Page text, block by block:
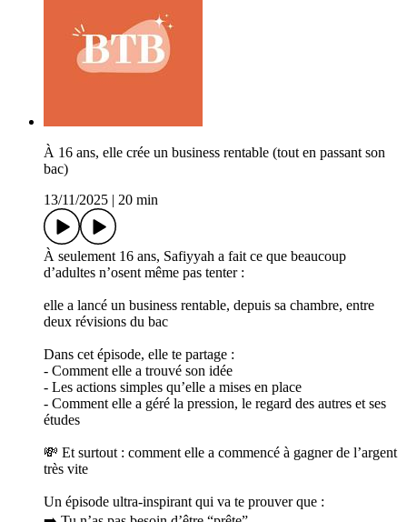
À 16 ans, elle crée un business rentable (tout en passant son
bac)
13/11/2025
20 min
À seulement 16 ans, Safiyyah a fait ce que beaucoup
d’adultes n’osent même pas tenter :
elle a lancé un business rentable, depuis sa chambre, entre
deux révisions du bac
Dans cet épisode, elle te partage :
- Comment elle a trouvé son idée
- Les actions simples qu’elle a mises en place
- Comment elle a géré la pression, le regard des autres et ses
études
💸 Et surtout : comment elle a commencé à gagner de l’argent
très vite
Un épisode ultra-inspirant qui va te prouver que :